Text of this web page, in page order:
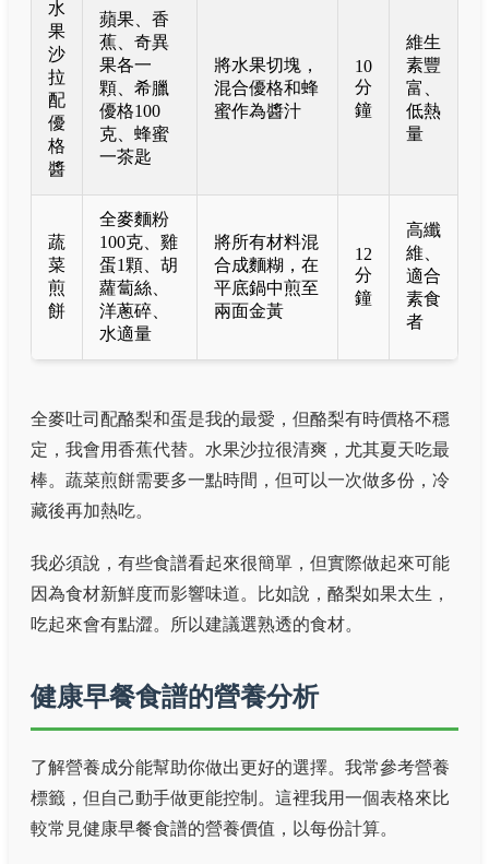
水
果
沙
拉
配
優
格
醬
蘋果、香
蕉、奇異
果各一
顆、希臘
優格100
克、蜂蜜
一茶匙
將水果切塊，
混合優格和蜂
蜜作為醬汁
10
分
鐘
維生
素豐
富、
低熱
量
蔬
菜
煎
餅
全麥麵粉
100克、雞
蛋1顆、胡
蘿蔔絲、
洋蔥碎、
水適量
將所有材料混
合成麵糊，在
平底鍋中煎至
兩面金黃
12
分
鐘
高纖
維、
適合
素食
者
全麥吐司配酪梨和蛋是我的最愛，但酪梨有時價格不穩
定，我會用香蕉代替。水果沙拉很清爽，尤其夏天吃最
棒。蔬菜煎餅需要多一點時間，但可以一次做多份，冷
藏後再加熱吃。
我必須說，有些食譜看起來很簡單，但實際做起來可能
因為食材新鮮度而影響味道。比如說，酪梨如果太生，
吃起來會有點澀。所以建議選熟透的食材。
健康早餐食譜的營養分析
了解營養成分能幫助你做出更好的選擇。我常參考營養
標籤，但自己動手做更能控制。這裡我用一個表格來比
較常見健康早餐食譜的營養價值，以每份計算。